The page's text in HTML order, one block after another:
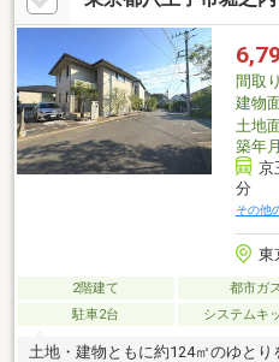
間取り
建物
土地
築年月
京
分
その他
東
2階建て 都市ガ
駐車2台
システムキ
土地・建物ともに約124㎡のゆと